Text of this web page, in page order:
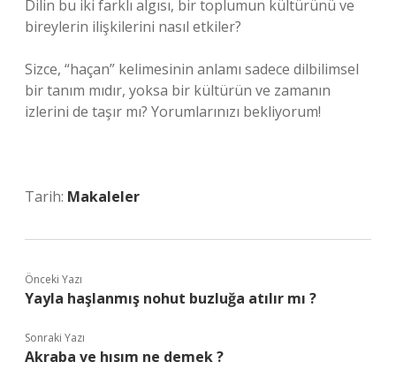
Dilin bu iki farklı algısı, bir toplumun kültürünü ve
bireylerin ilişkilerini nasıl etkiler?
Sizce, “haçan” kelimesinin anlamı sadece dilbilimsel
bir tanım mıdır, yoksa bir kültürün ve zamanın
izlerini de taşır mı? Yorumlarınızı bekliyorum!
Tarih: Makaleler
Önceki Yazı
Yayla haşlanmış nohut buzluğa atılır mı ?
Sonraki Yazı
Akraba ve hısım ne demek ?